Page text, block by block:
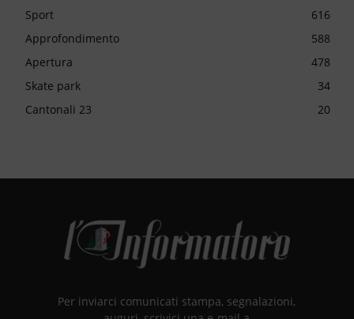
Sport
616
Approfondimento
588
Apertura
478
Skate park
34
Cantonali 23
20
Per inviarci comunicati stampa, segnalazioni,